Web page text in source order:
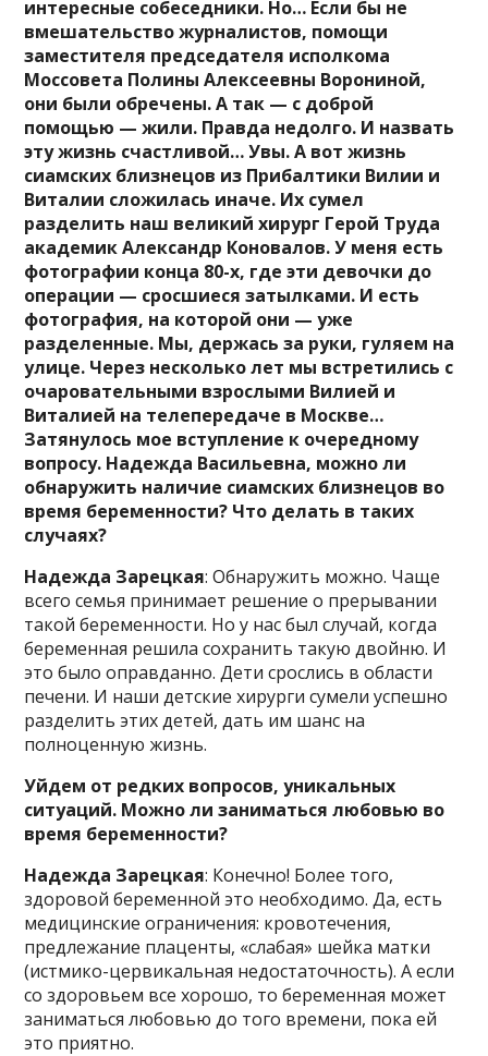
интересные собеседники. Но… Если бы не
вмешательство журналистов, помощи
заместителя председателя исполкома
Моссовета Полины Алексеевны Ворониной,
они были обречены. А так — с доброй
помощью — жили. Правда недолго. И назвать
эту жизнь счастливой… Увы. А вот жизнь
сиамских близнецов из Прибалтики Вилии и
Виталии сложилась иначе. Их сумел
разделить наш великий хирург Герой Труда
академик Александр Коновалов. У меня есть
фотографии конца 80-х, где эти девочки до
операции — сросшиеся затылками. И есть
фотография, на которой они — уже
разделенные. Мы, держась за руки, гуляем на
улице. Через несколько лет мы встретились с
очаровательными взрослыми Вилией и
Виталией на телепередаче в Москве…
Затянулось мое вступление к очередному
вопросу. Надежда Васильевна, можно ли
обнаружить наличие сиамских близнецов во
время беременности? Что делать в таких
случаях?
Надежда Зарецкая: Обнаружить можно. Чаще
всего семья принимает решение о прерывании
такой беременности. Но у нас был случай, когда
беременная решила сохранить такую двойню. И
это было оправданно. Дети срослись в области
печени. И наши детские хирурги сумели успешно
разделить этих детей, дать им шанс на
полноценную жизнь.
Уйдем от редких вопросов, уникальных
ситуаций. Можно ли заниматься любовью во
время беременности?
Надежда Зарецкая: Конечно! Более того,
здоровой беременной это необходимо. Да, есть
медицинские ограничения: кровотечения,
предлежание плаценты, «слабая» шейка матки
(истмико-цервикальная недостаточность). А если
со здоровьем все хорошо, то беременная может
заниматься любовью до того времени, пока ей
это приятно.